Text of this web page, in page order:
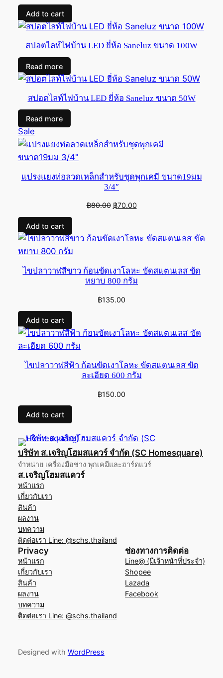
฿60.00.฿45.00.
Add to cart
สปอตไลท์ไฟบ้าน LED ยี่ห้อ Saneluz ขนาด 100W
Read more
สปอตไลท์ไฟบ้าน LED ยี่ห้อ Saneluz ขนาด 50W
Read more
SaleProduct
on
sale
แปรงแยงท่อลวดเหล็กสำหรับชุดพุกเคมี ขนาด19มม
3/4″
฿80.00 Original
฿80.00.
฿70.00Current
฿70.00.
Add to cart
ไขปลาวาฬสีขาว ก้อนขัดเงาโลหะ ขัดสแตนเลส ขัด
หยาบ 800 กรัม
฿135.00
Add to cart
ไขปลาวาฬสีฟ้า ก้อนขัดเงาโลหะ ขัดสแตนเลส ขัด
ละเอียด 600 กรัม
฿150.00
Add to cart
บริษัท ส.เจริญโฮมสแควร์ จำกัด (SC Homesquare)
จำหน่าย เครื่องมือช่าง พุกเคมีและฮาร์ดแวร์
ส.เจริญโฮมสแควร์
หน้าแรก
เกี่ยวกับเรา
สินค้า
ผลงาน
บทความ
ติดต่อเรา Line: @schs.thailand
Privacy
หน้าแรก
เกี่ยวกับเรา
สินค้า
ผลงาน
บทความ
ติดต่อเรา Line: @schs.thailand
ช่องทางการติดต่อ
Line@ (มีเจ้าหน้าที่ประจำ)
Shopee
Lazada
Facebook
Designed with WordPress